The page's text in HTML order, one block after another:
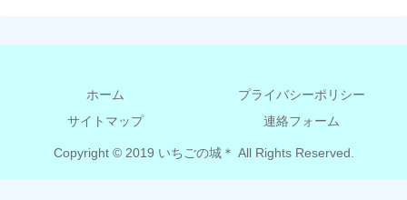
ホーム
プライバシーポリシー
サイトマップ
連絡フォーム
Copyright © 2019 いちごの城＊ All Rights Reserved.